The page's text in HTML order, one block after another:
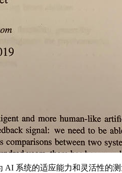
系统的适应能力和灵活性的